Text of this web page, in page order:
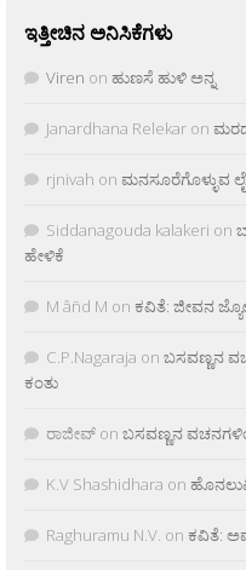
ಇತ್ತೀಚಿನ ಅನಿಸಿಕೆಗಳು
Viren on ಹುಣಸೆ ಹುಳಿ ಅನ್ನ
Janardhana Relekar on
rjnivah on ಮನಸೂರೆಗೊಳ್ಳುವ
Siddanagouda kalakeri on
ಹೇಳಿಕೆ
M âñd M on ಕವಿತೆ: ಜೀವನ
C.P.Nagaraja on ಬಸವಣ್ಣನ
ಕಂತು
ರಾಜೀವ್ on ಬಸವಣ್ಣನ
K.V Shashidhara on
Raghuramu N.V. on ಕವಿತೆ: